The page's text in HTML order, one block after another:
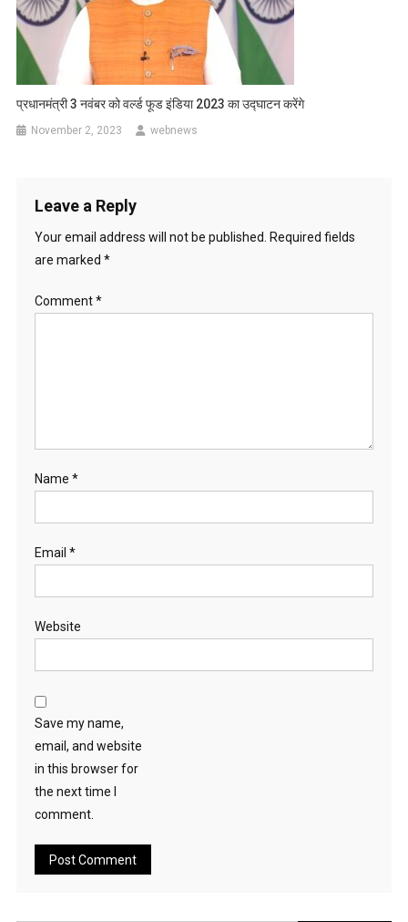
प्रधानमंत्री 3 नवंबर को वर्ल्ड फूड इंडिया 2023 का उद्घाटन करेंगे
November 2, 2023 webnews
Leave a Reply
Your email address will not be published.
Required fields
are marked *
Comment*
Name *
Email *
Website
Save my name,
email, and website
in this browser for
the next time I
comment.